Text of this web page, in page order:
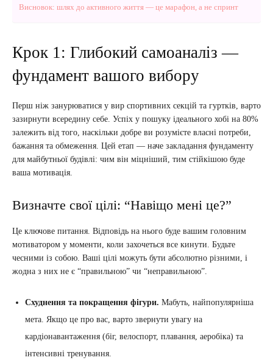
Висновок: шлях до активного життя — це марафон, а не спринт
Крок 1: Глибокий самоаналіз —
фундамент вашого вибору
Перш ніж занурюватися у вир спортивних секцій та гуртків, варто
зазирнути всередину себе. Успіх у пошуку ідеального хобі на 80%
залежить від того, наскільки добре ви розумієте власні потреби,
бажання та обмеження. Цей етап — наче закладання фундаменту
для майбутньої будівлі: чим він міцніший, тим стійкішою буде
ваша мотивація.
Визначте свої цілі: “Навіщо мені це?”
Це ключове питання. Відповідь на нього буде вашим головним
мотиватором у моменти, коли захочеться все кинути. Будьте
чесними із собою. Ваші цілі можуть бути абсолютно різними, і
жодна з них не є “правильною” чи “неправильною”.
Схуднення та покращення фігури. Мабуть, найпопулярніша
мета. Якщо це про вас, варто звернути увагу на
кардіонавантаження (біг, велоспорт, плавання, аеробіка) та
інтенсивні тренування.